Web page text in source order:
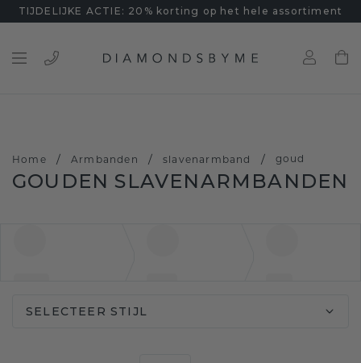
TIJDELIJKE ACTIE: 20% korting op het hele assortiment
Home / Armbanden / slavenarmband / goud
GOUDEN SLAVENARMBANDEN
SELECTEER STIJL